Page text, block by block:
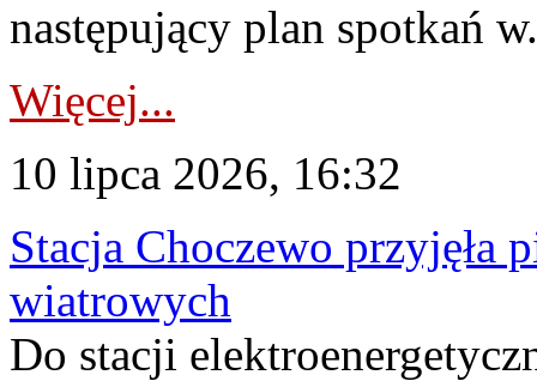
następujący plan spotkań
Więcej...
10 lipca 2026, 16:32
Stacja Choczewo przyjęła
wiatrowych
Do stacji